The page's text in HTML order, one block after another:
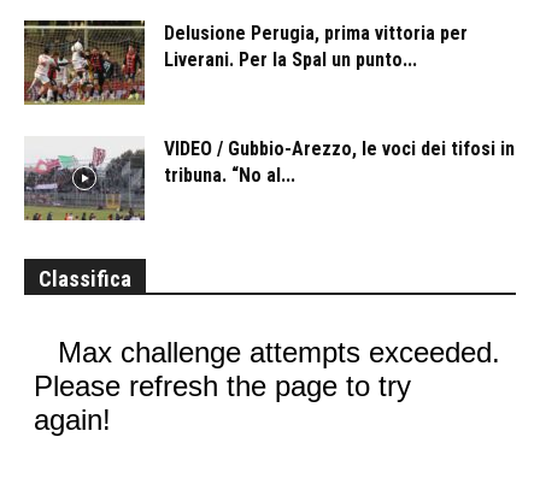
Delusione Perugia, prima vittoria per
Liverani. Per la Spal un punto...
VIDEO / Gubbio-Arezzo, le voci dei tifosi in
tribuna. “No al...
Classifica